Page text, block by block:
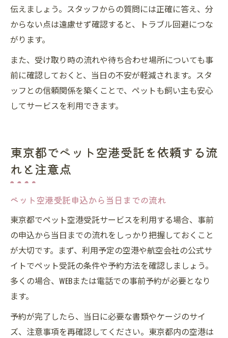
伝えましょう。スタッフからの質問には正確に答え、分
からない点は遠慮せず確認すると、トラブル回避につな
がります。
また、受け取り時の流れや待ち合わせ場所についても事
前に確認しておくと、当日の不安が軽減されます。スタ
ッフとの信頼関係を築くことで、ペットも飼い主も安心
してサービスを利用できます。
東京都でペット空港受託を依頼する流
れと注意点
ペット空港受託申込から当日までの流れ
東京都でペット空港受託サービスを利用する場合、事前
の申込から当日までの流れをしっかり把握しておくこと
が大切です。まず、利用予定の空港や航空会社の公式サ
イトでペット受託の条件や予約方法を確認しましょう。
多くの場合、WEBまたは電話での事前予約が必要となり
ます。
予約が完了したら、当日に必要な書類やケージのサイ
ズ、注意事項を再確認してください。東京都内の空港は